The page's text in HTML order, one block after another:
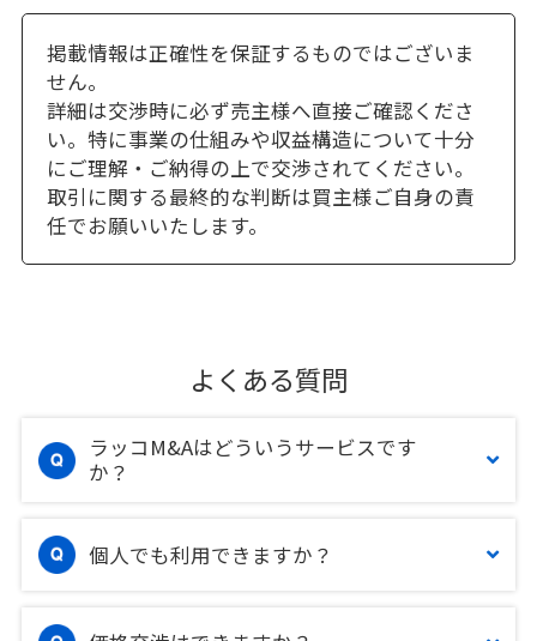
掲載情報は正確性を保証するものではございま
せん。
詳細は交渉時に必ず売主様へ直接ご確認くださ
い。特に事業の仕組みや収益構造について十分
にご理解・ご納得の上で交渉されてください。
取引に関する最終的な判断は買主様ご自身の責
任でお願いいたします。
よくある質問
ラッコM&Aはどういうサービスです
か？
個人でも利用できますか？